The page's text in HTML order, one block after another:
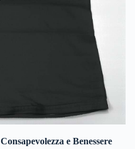
e Benessere